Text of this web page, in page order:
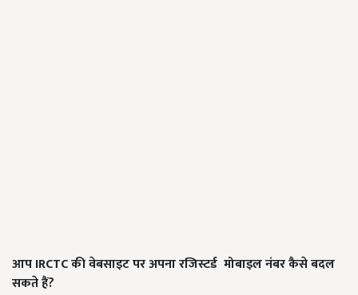
आपIRCTCकीवेबसाइटपरअपनारजिस्टर्ड मोबाइलनंबरकैसेबदल
सकतेहैं?